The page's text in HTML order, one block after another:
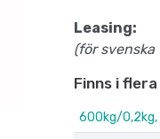
Leasing:
(för svenska
Finns i
600kg/0,2kg,